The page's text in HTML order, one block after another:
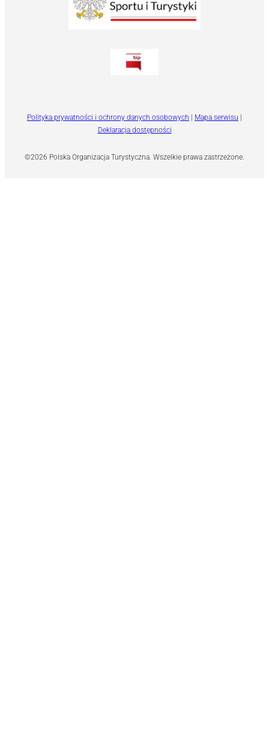
©2026 Polska Organizacja Turystyczna. Wszelkie prawa zastrzeżone.
Polityka prywatności i ochrony danych osobowych Mapa serwisu
Deklaracja dostępności